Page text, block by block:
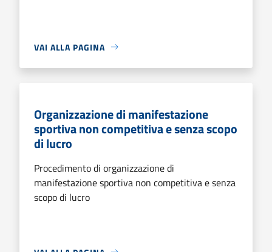
VAI ALLA PAGINA
Organizzazione di manifestazione
sportiva non competitiva e senza scopo
di lucro
Procedimento di organizzazione di
manifestazione sportiva non competitiva e senza
scopo di lucro